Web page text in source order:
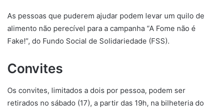
As pessoas que puderem ajudar podem levar um quilo de
alimento não perecível para a campanha “A Fome não é
Fake!”, do Fundo Social de Solidariedade (FSS).
Convites
Os convites, limitados a dois por pessoa, podem ser
retirados no sábado (17), a partir das 19h, na bilheteria do